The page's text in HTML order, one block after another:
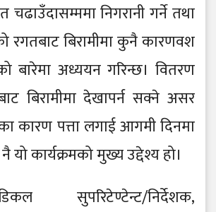
चढाउँदासम्ममा निगरानी गर्ने तथा
रगतबाट बिरामीमा कुनै कारणवश
बारेमा अध्ययन गरिन्छ। वितरण
बिरामीमा देखापर्न सक्ने असर
कारण पत्ता लगाई आगमी दिनमा
यो कार्यक्रमको मुख्य उद्देश्य हो।
सुपरिटेण्टेन्ट/निर्देशक,